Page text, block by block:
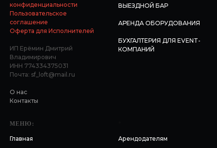
конфиденциальности
Пользовательское
соглашение
Оферта для Исполнителей
ИП Ерёмин Дмитрий
Владимирович
ИНН 774334375031
Почта: sf_loft@mail.ru
О нас
Контакты
ВЫЕЗДНОЙ БАР
АРЕНДА ОБОРУДОВАНИЯ
БУХГАЛТЕРИЯ ДЛЯ EVENT-
КОМПАНИЙ
МЕНЮ:
Главная Арендодателям